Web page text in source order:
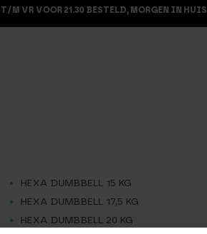
T/M VR VOOR 21.30 BESTELD, MORGEN IN HUIS
HEXA DUMBBELL 15 KG
HEXA DUMBBELL 17,5 KG
HEXA DUMBBELL 20 KG